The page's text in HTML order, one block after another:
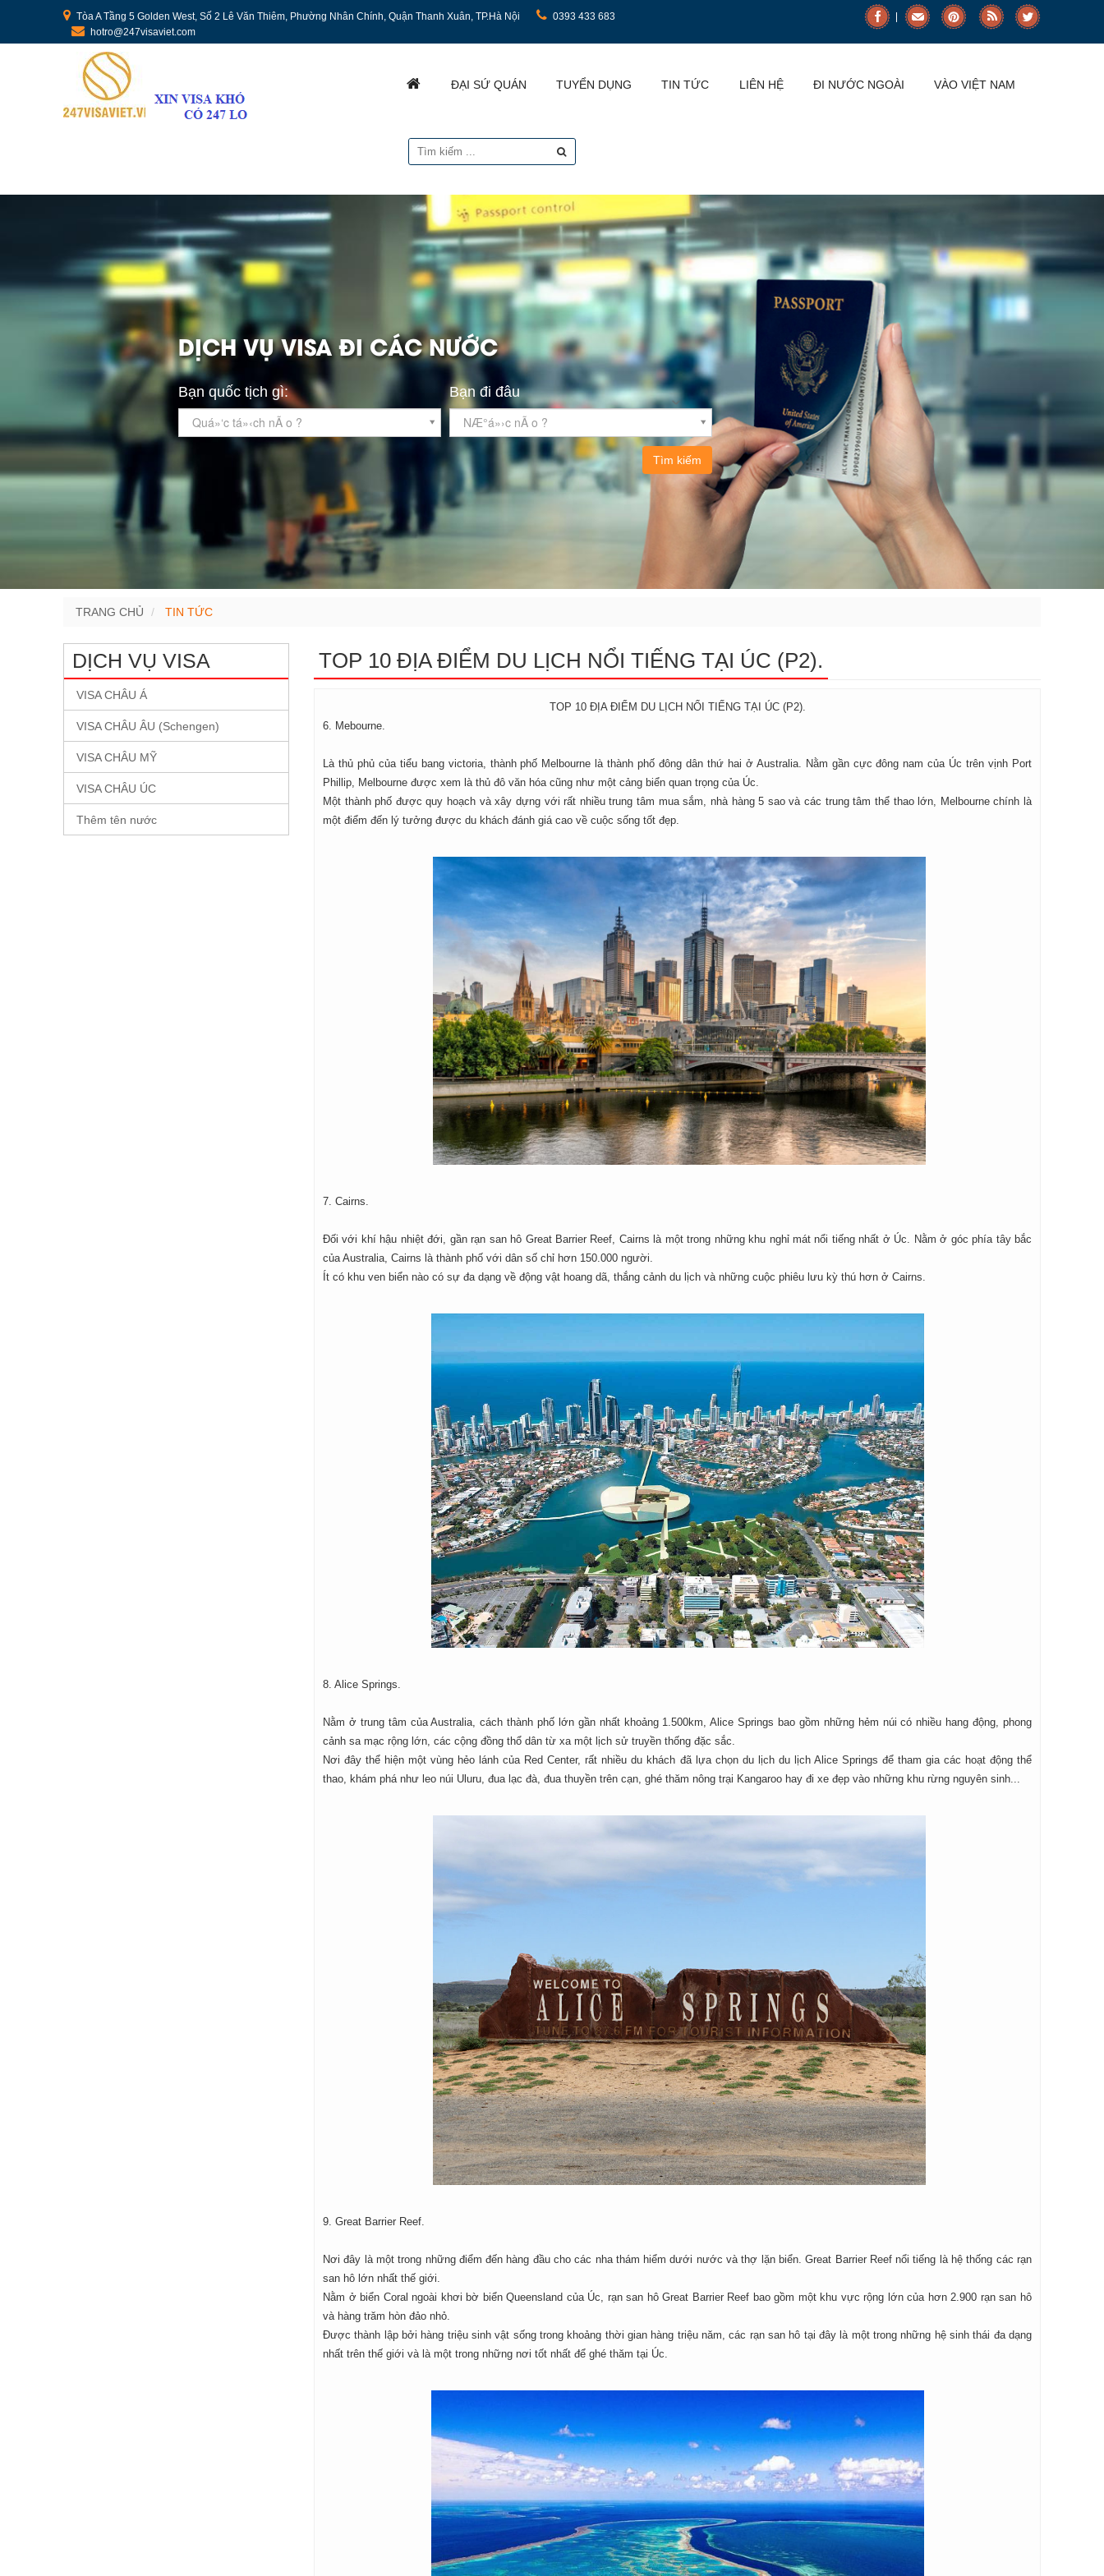
Tòa A Tầng 5 Golden West, Số 2 Lê Văn Thiêm, Phường Nhân Chính, Quận Thanh Xuân, TP.Hà Nội
0393 433 683
hotro@247visaviet.com
ĐẠI SỨ QUÁN TUYỂN DỤNG TIN TỨC LIÊN HỆ ĐI NƯỚC NGOÀI VÀO VIỆT NAM
DỊCH VỤ VISA ĐI CÁC NƯỚC
Bạn quốc tịch gì:
Quá»‘c tá»‹ch nÃ o ?
Bạn đi đâu
NÆ°á»›c nÃ o ?
Tìm kiếm
TRANG CHỦ TIN TỨC
DỊCH VỤ VISA
VISA CHÂU Á
VISA CHÂU ÂU (Schengen)
VISA CHÂU MỸ
VISA CHÂU ÚC
Thêm tên nước
TOP 10 ĐỊA ĐIỂM DU LỊCH NỔI TIẾNG TẠI ÚC (P2).
TOP 10 ĐỊA ĐIỂM DU LỊCH NỔI TIẾNG TẠI ÚC (P2).
6. Mebourne.
Là thủ phủ của tiểu bang victoria, thành phố Melbourne là thành phố đông dân thứ hai ở Australia. Nằm gần cực đông nam của Úc trên vịnh Port
Phillip, Melbourne được xem là thủ đô văn hóa cũng như một cảng biển quan trọng của Úc.
Một thành phố được quy hoạch và xây dựng với rất nhiều trung tâm mua sắm, nhà hàng 5 sao và các trung tâm thể thao lớn, Melbourne chính là
một điểm đến lý tưởng được du khách đánh giá cao về cuộc sống tốt đẹp.
7. Cairns.
Đối với khí hậu nhiệt đới, gần rạn san hô Great Barrier Reef, Cairns là một trong những khu nghỉ mát nổi tiếng nhất ở Úc. Nằm ở góc phía tây bắc
của Australia, Cairns là thành phố với dân số chỉ hơn 150.000 người.
Ít có khu ven biển nào có sự đa dạng về động vật hoang dã, thắng cảnh du lịch và những cuộc phiêu lưu kỳ thú hơn ở Cairns.
8. Alice Springs.
Nằm ở trung tâm của Australia, cách thành phố lớn gần nhất khoảng 1.500km, Alice Springs bao gồm những hẻm núi có nhiều hang động, phong
cảnh sa mạc rộng lớn, các cộng đồng thổ dân từ xa một lịch sử truyền thống đặc sắc.
Nơi đây thể hiện một vùng hẻo lánh của Red Center, rất nhiều du khách đã lựa chọn du lịch du lịch Alice Springs để tham gia các hoạt động thể
thao, khám phá như leo núi Uluru, đua lạc đà, đua thuyền trên cạn, ghé thăm nông trại Kangaroo hay đi xe đẹp vào những khu rừng nguyên sinh...
9. Great Barrier Reef.
Nơi đây là một trong những điểm đến hàng đầu cho các nha thám hiểm dưới nước và thợ lặn biển. Great Barrier Reef nổi tiếng là hệ thống các rạn
san hô lớn nhất thế giới.
Nằm ở biển Coral ngoài khơi bờ biển Queensland của Úc, rạn san hô Great Barrier Reef bao gồm một khu vực rộng lớn của hơn 2.900 rạn san hô
và hàng trăm hòn đảo nhỏ.
Được thành lập bởi hàng triệu sinh vật sống trong khoảng thời gian hàng triệu năm, các rạn san hô tại đây là một trong những hệ sinh thái đa dạng
nhất trên thế giới và là một trong những nơi tốt nhất để ghé thăm tại Úc.